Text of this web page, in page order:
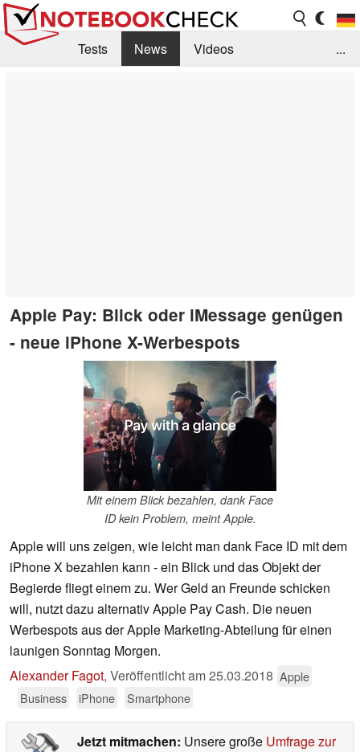
Tests News
Videos
...
Apple Pay: Blick oder iMessage genügen
- neue iPhone X-Werbespots
Mit einem Blick bezahlen, dank Face
ID kein Problem, meint Apple.
Apple will uns zeigen, wie leicht man dank Face ID mit dem
iPhone X bezahlen kann - ein Blick und das Objekt der
Begierde fliegt einem zu. Wer Geld an Freunde schicken
will, nutzt dazu alternativ Apple Pay Cash. Die neuen
Werbespots aus der Apple Marketing-Abteilung für einen
launigen Sonntag Morgen.
Alexander Fagot, Veröffentlicht am25.03.2018 Apple
Business
iPhone Smartphone
Jetzt mitmachen: Unsere große Umfrage zur